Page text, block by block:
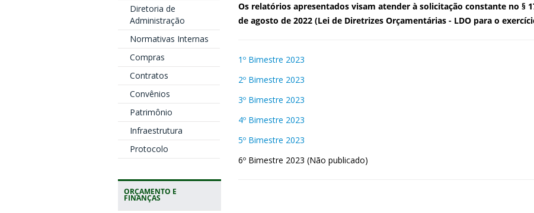
Diretoria de
Administração
Normativas Internas
Compras
Contratos
Convênios
Patrimônio
Infraestrutura
Protocolo
ORÇAMENTO E
FINANÇAS
Os relatórios apresentados visam atender à solicitação constante no §
de agosto de 2022 (Lei de Diretrizes Orçamentárias - LDO para o
1º Bimestre 2023
2º Bimestre 2023
3º Bimestre 2023
4º Bimestre 2023
5º Bimestre 2023
6º Bimestre 2023 (Não publicado)